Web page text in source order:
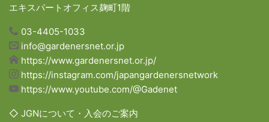
エキスパートオフィス麹町1階
03-4405-1033
info@gardenersnet.or.jp
https://www.gardenersnet.or.jp/
https://instagram.com/japangardenersnetwork
https://www.youtube.com/@Gadenet
◇ JGNについて・入会のご案内